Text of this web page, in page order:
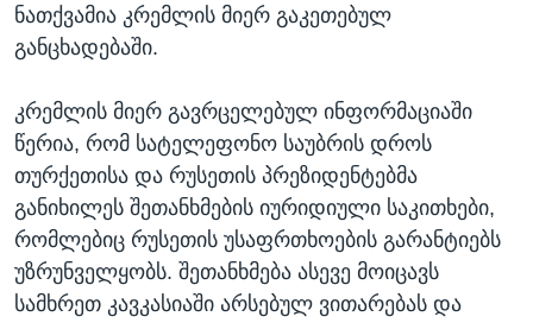
ნათქვამია კრემლის მიერ გაკეთებულ
განცხადებაში.
კრემლის მიერ გავრცელებულ ინფორმაციაში
წერია, რომ სატელეფონო საუბრის დროს
თურქეთისა და რუსეთის პრეზიდენტებმა
განიხილეს შეთანხმების იურიდიული საკითხები,
რომლებიც რუსეთის უსაფრთხოების გარანტიებს
უზრუნველყობს. შეთანხმება ასევე მოიცავს
სამხრეთ კავკასიაში არსებულ ვითარებას და